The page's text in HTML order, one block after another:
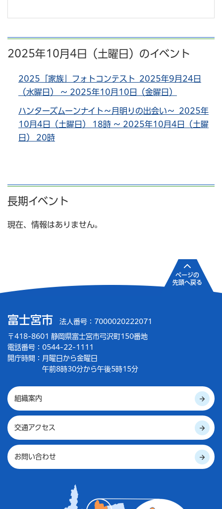
2025年10月4日（土曜日）のイベント
2025「家族」フォトコンテスト 2025年9月24日
（水曜日） ～ 2025年10月10日（金曜日）
ハンターズムーンナイト～月明りの出会い～ 2025年
10月4日（土曜日） 18時 ～ 2025年10月4日（土曜
日） 20時
長期イベント
現在、情報はありません。
富士宮市 法人番号：7000020222071
〒418-8601 静岡県富士宮市弓沢町150番地
電話番号：0544-22-1111
開庁時間： 月曜日から金曜日
午前8時30分から午後5時15分
組織案内
交通アクセス
お問い合わせ
ページの
先頭へ戻る